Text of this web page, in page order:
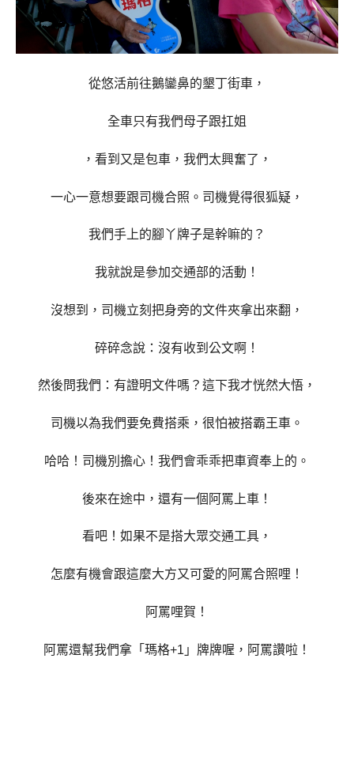
從悠活前往鵝鑾鼻的墾丁街車，
全車只有我們母子跟扛姐
，看到又是包車，我們太興奮了，
一心一意想要跟司機合照。 司機覺得很狐疑，
我們手上的腳丫牌子是幹嘛的？
我就說是參加交通部的活動！
沒想到，司機立刻把身旁的文件夾拿出來翻，
碎碎念說：沒有收到公文啊！
然後問我們：有證明文件嗎？ 這下我才恍然大悟，
司機以為我們要免費搭乘，很怕被搭霸王車。
哈哈！司機別擔心！我們會乖乖把車資奉上的。
後來在途中，還有一個阿罵上車！
看吧！ 如果不是搭大眾交通工具，
怎麼有機會跟這麼大方又可愛的阿罵合照哩！
阿罵哩賀！
阿罵還幫我們拿「瑪格+1」牌牌喔，阿罵讚啦！